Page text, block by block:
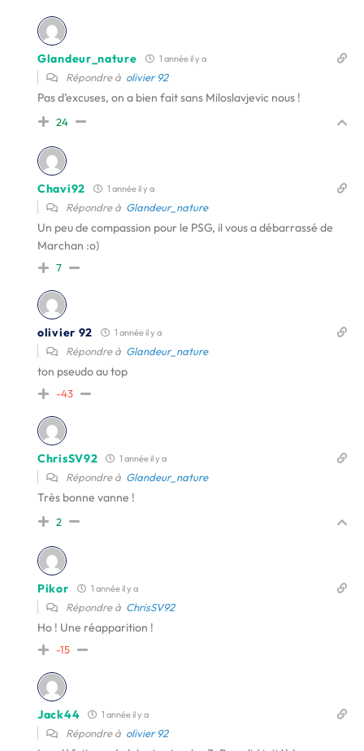
Glandeur_nature 1 année il y a
Répondre à olivier 92
Pas d’excuses, on a bien fait sans Miloslavjevic nous !
24
Chavi92 1 année il y a
Répondre à Glandeur_nature
Un peu de compassion pour le PSG, il vous a débarrassé de
Marchan :o)
7
olivier 92 1 année il y a
Répondre à Glandeur_nature
ton pseudo au top
-43
ChrisSV92 1 année il y a
Répondre à Glandeur_nature
Très bonne vanne !
2
Pikor 1 année il y a
Répondre à ChrisSV92
Ho ! Une réapparition !
-15
Jack44 1 année il y a
Répondre à olivier 92